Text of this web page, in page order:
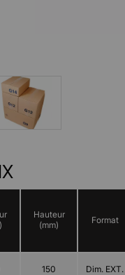
Hauteur
(mm)
Format
150 Dim. EXT.